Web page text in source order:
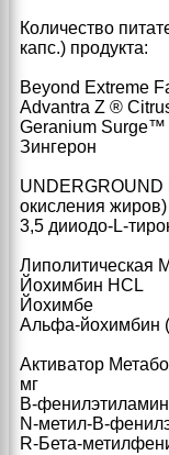
Количество
капс.) продукта:
Beyond Extreme
Advantra Z ®
Geranium Surge™
Зингерон
UNDERGROUND
окисления жиров)
3,5 дииодо-L-
Липолитическая
Йохимбин HCL
Йохимбе
Альфа-йохимбин
Активатор
мг
B-
N-метил-B-
R-Бета-